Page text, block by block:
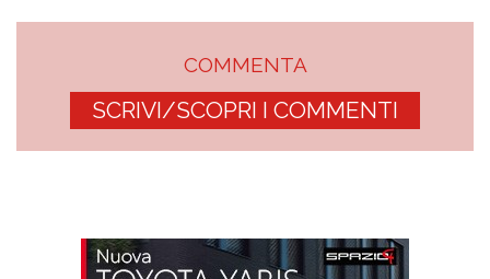
COMMENTA
SCRIVI/SCOPRI I COMMENTI